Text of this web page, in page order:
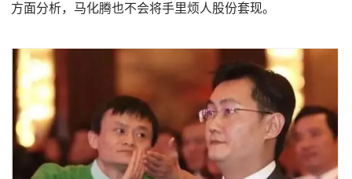
方面分析，马化腾也不会将手里烦人股份套现。